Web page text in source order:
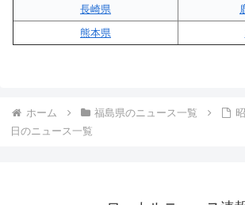
長崎県
熊本県
ホーム 福島県のニュース一覧
日のニュース一覧